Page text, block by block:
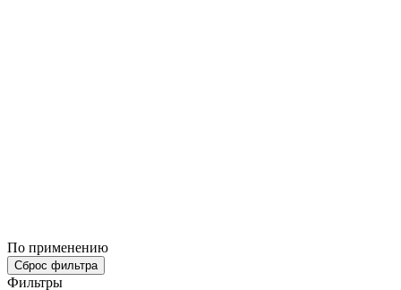
По применению
Сброс фильтра
Фильтры